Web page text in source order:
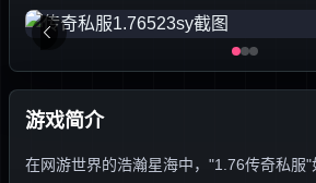
游戏简介
在网游世界的浩瀚星海中，"1.76传奇私服"